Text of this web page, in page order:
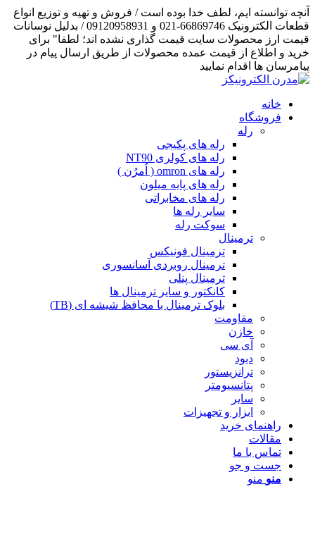
آنچه توانسته ایم، لطف خدا بوده است / فروش و تهیه و توزیع انواع
قطعات الکترونیک 66869746-021 و 09120958931 / بدلیل نوسانات
قیمت ارز محصولات سایت قیمت گذاری نشده اند؛ لطفا" برای
خرید و اطلاع از قیمت عمده محصولات از طریق ارسال پیام در
پیامرسان ها اقدام نمایید
خانه
فروشگاه
رله
رله های پکیجی
رله های کولری NT90
رله های omron ( اُمرُن )
رله های پایه میلون
رله های مخابراتی
سایر رله ها
سوکت رله
ترمینال
ترمینال فونیکس
ترمینال روبردی آسانسوری
ترمینال پنلی
کانکتور و سایر ترمینال ها
بلوک ترمینال با محافظ شیشه ای (TB)
مقاومت
خازن
آی سی
دیود
ترانزیستور
پتانسیومتر
سایر
ابزار و تجهیزات
راهنمای خرید
مقالات
تماس با ما
جست و جو
منو منو